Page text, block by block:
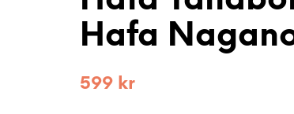
Hafa
599 kr